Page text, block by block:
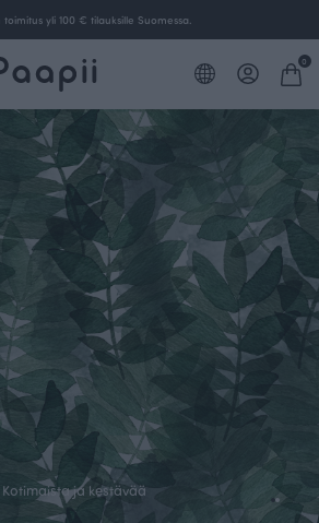
yli 100 € tilauksille Suomessa.
0
Kotimaista ja kestävää